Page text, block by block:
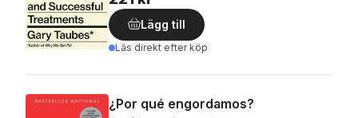
Lägg till
Läs direkt efter köp
¿Por qué engordamos?